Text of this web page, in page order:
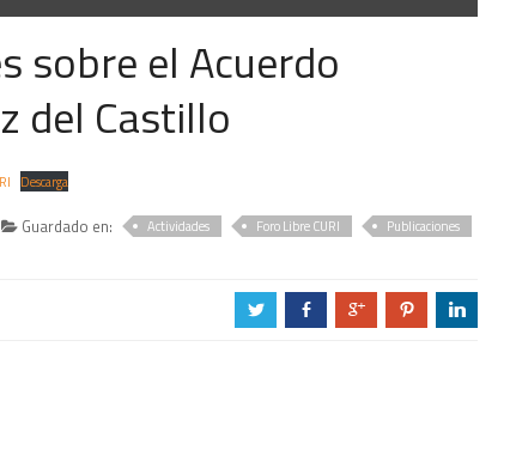
sobre el Acuerdo
del Castillo
Descarga
Guardado en: Actividades Foro Libre CURI Publicaciones
a b c d j